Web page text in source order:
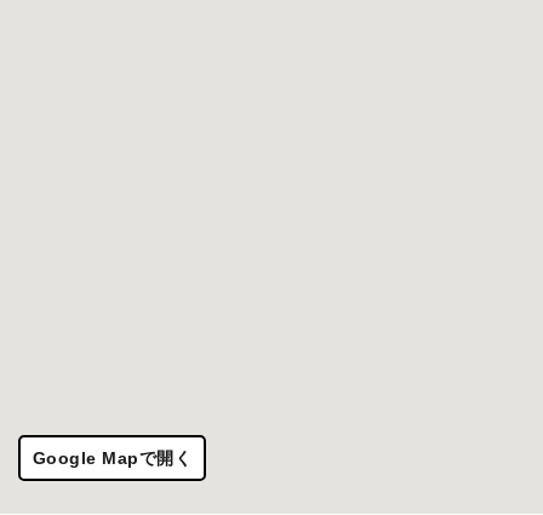
Google Mapで開く